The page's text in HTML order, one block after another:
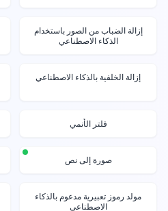
إزالة الضباب من الصور باستخدام
الذكاء الاصطناعي
إزالة الخلفية بالذكاء الاصطناعي
فلتر الأنمي
صورة إلى نص
مولد رموز تعبيرية مدعوم بالذكاء
الاصطناعي